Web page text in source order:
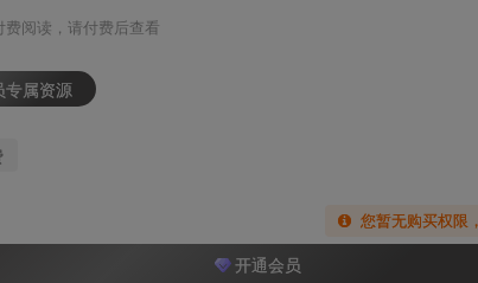
费阅读，请付费后查看
专属资源
您暂无购买权限
开通会员